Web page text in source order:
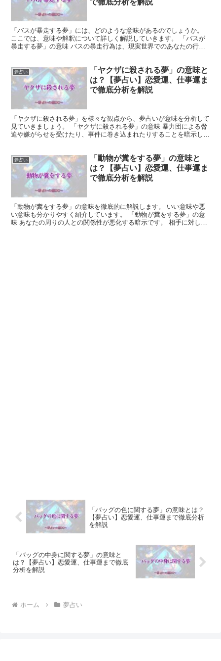
で徹底分析を解説
「バスが暴走する夢」には、どのような意味があるのでしょうか。
ここでは、意味や解釈について詳しく解説していきます。 「バスが
暴走する夢」の意味 バスの暴走行為は、現実世界でのあなたの行動
夢占い
「ヤクザに殺される夢」の意味と
は？【夢占い】恋愛運、仕事運ま
で徹底分析を解説
「ヤクザに殺される夢」を様々な観点から、夢占いが意味を分析して
見ていきましょう。 「ヤクザに殺される夢」の意味 暴力団による脅
迫や嫌がらせを受けたり、事件に巻き込まれたりすることを暗示して
夢占い
「動物が糞をする夢」の意味と
は？【夢占い】恋愛運、仕事運ま
で徹底分析を解説
「動物が糞をする夢」の意味を徹底的に解説します。 いい意味や悪
い意味も分かりやすく紹介しています。 「動物が糞をする夢」の意
味 あなたの周りの人との関係性が悪化する暗示です。 相手に対して
「バッグの色に関する夢」の意味とは？
【夢占い】恋愛運、仕事運まで徹底分析
を解説
「バッグの中身に関する夢」の意味と
は？【夢占い】恋愛運、仕事運まで徹底
分析を解説
ホーム 夢占い